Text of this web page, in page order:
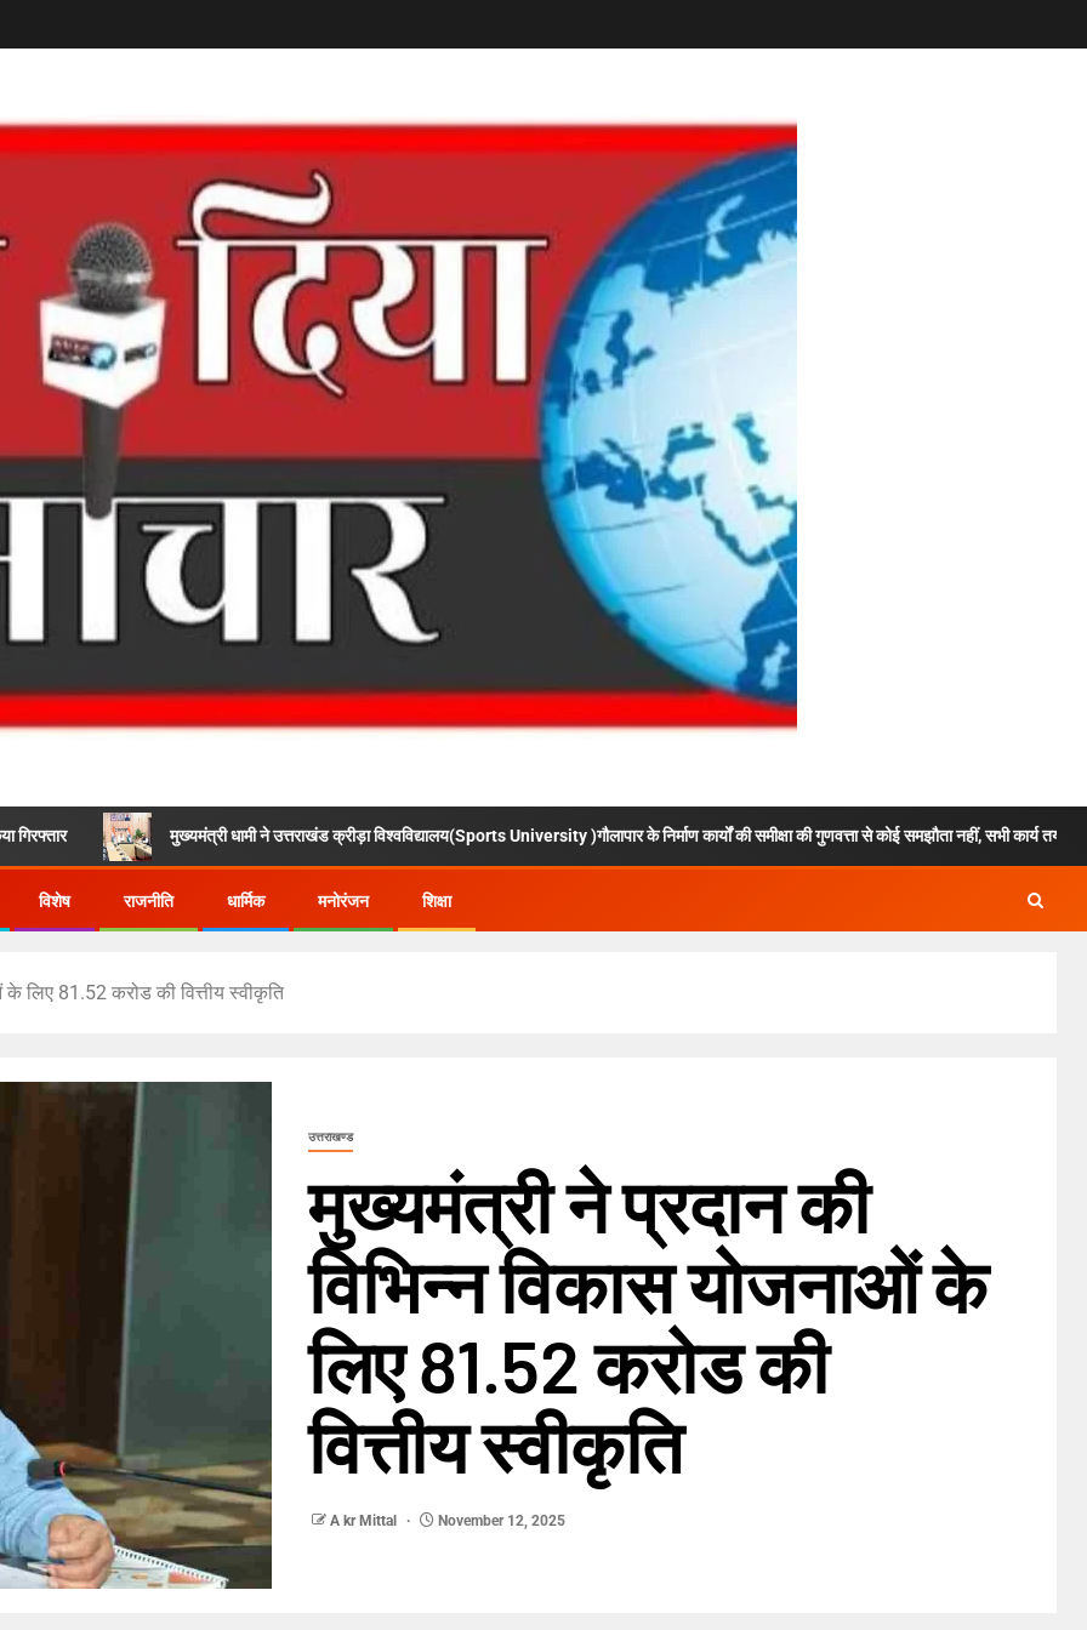
मुख्यमंत्री धामी ने उत्तराखंड क्रीड़ा विश्वविद्यालय(Sports University )गौलापार के निर्माण कार्यों की समीक्षा की गुणवत्ता से कोई समझौता नहीं, सभी कार्य तय समय में पूर्ण हों:
विशेष राजनीति धार्मिक मनोरंजन शिक्षा
लिए 81.52 करोड की वित्तीय स्वीकृति
उत्तराखण्ड
मुख्यमंत्री ने प्रदान की
विभिन्न विकास योजनाओं के
लिए 81.52 करोड की
वित्तीय स्वीकृति
A kr Mittal November 12, 2025